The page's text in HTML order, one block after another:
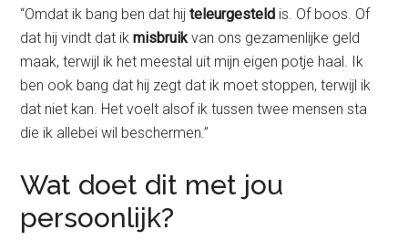
“Omdat ik bang ben dat hijteleurgesteld is. Of boos. Of
dat hij vindt dat ikmisbruikvan ons gezamenlijke geld
maak, terwijl ik het meestal uit mijn eigen potje haal. Ik
ben ook bang dat hij zegt dat ik moet stoppen, terwijl ik
dat niet kan. Het voelt alsof ik tussen twee mensen sta
die ik allebei wil beschermen.”
Wat doet dit met jou
persoonlijk?